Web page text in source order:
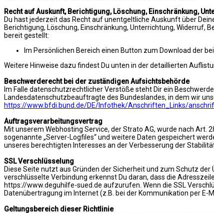
Recht auf Auskunft, Berichtigung, Löschung, Einschränkung,
Du hast jederzeit das Recht auf unentgeltliche Auskunft über
Berichtigung, Löschung, Einschränkung, Unterrichtung, Widerruf,
bereit gestellt:
Im Persönlichen Bereich einen Button zum Download der
Weitere Hinweise dazu findest Du unten in der detaillierten
Beschwerderecht bei der zuständigen Aufsichtsbehörde
Im Falle datenschutzrechtlicher Verstöße steht Dir ein
Landesdatenschutzbeauftragte des Bundeslandes, in dem wir
https://www.bfdi.bund.de/DE/Infothek/Anschriften_Links/
Auftragsverarbeitungsvertrag
Mit unserem Webhosting Service, der Strato AG, wurde nach
sogenannte „Server-Logfiles“ und weitere Daten gespeichert
unseres berechtigten Interesses an der Verbesserung der
SSL Verschlüsselung
Diese Seite nutzt aus Gründen der Sicherheit und zum Schutz
verschlüsselte Verbindung erkennst Du daran, dass die
https://www.deguhilfe-sued.de aufzurufen. Wenn die SSL
Datenübertragung im Internet (z.B. bei der Kommunikation per
Geltungsbereich dieser Richtlinie